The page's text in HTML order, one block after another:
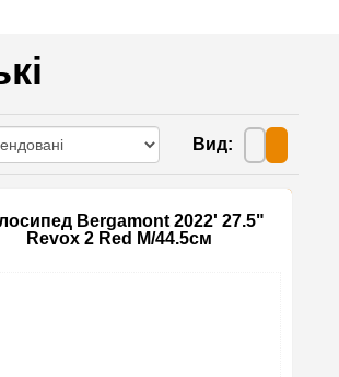
Вид:
Bergamont 2022' 27.5"
Revox 2 Red M/44.5см